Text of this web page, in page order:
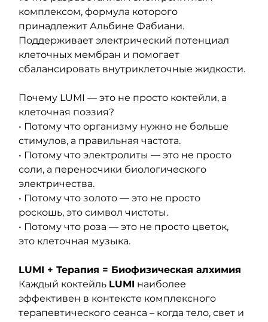
комплексом, формула которого
принадлежит Альбине Фабиани.
Поддерживает электрический потенциал
клеточных мембран и помогает
сбалансировать внутриклеточные жидкости.
Почему LUMI — это не просто коктейли, а
клеточная поэзия?
• Потому что организму нужно не больше
стимулов, а правильная частота.
• Потому что электролиты — это не просто
соли, а переносчики биологического
электричества.
• Потому что золото — это не просто
роскошь, это символ чистоты.
• Потому что роза — это не просто цветок,
это клеточная музыка.
LUMI + Терапия = Биофизическая алхимия
Каждый коктейль LUMI наиболее
эффективен в контексте комплексного
терапевтического сеанса – когда тело, свет и